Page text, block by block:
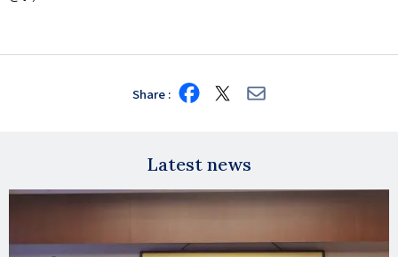
Share Share
on
Share
on
Share
via
Latest news